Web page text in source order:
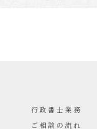
行政書士業務
ご相談の流れ